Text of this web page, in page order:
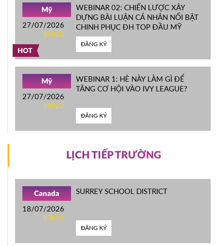
HOT
Mỹ
27/07/2026
16h10
WEBINAR 02: CHIẾN LƯỢC XÂY
DỰNG BÀI LUẬN CÁ NHÂN NỔI BẬT
CHINH PHỤC ĐH TOP ĐẦU MỸ
ĐĂNG KÝ
Mỹ
27/07/2026
16h22
WEBINAR 1: HÈ NÀY LÀM GÌ ĐỂ
TĂNG CƠ HỘI VÀO IVY LEAGUE?
ĐĂNG KÝ
LỊCH TIẾP TRƯỜNG
Canada
18/07/2026
13h59
SURREY SCHOOL DISTRICT
ĐĂNG KÝ